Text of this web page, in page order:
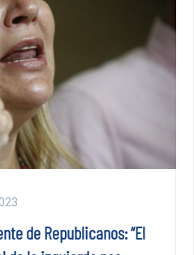
de Republicanos: “El